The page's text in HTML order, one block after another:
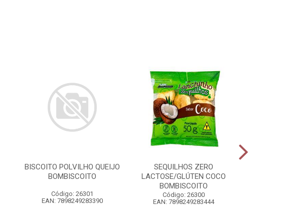
BISCOITO POLVILHO QUEIJO
BOMBISCOITO
Código: 26301
EAN: 7898249283390
SEQUILHOS ZERO
LACTOSE/GLÚTEN COCO
BOMBISCOITO
Código: 26300
EAN: 7898249283444